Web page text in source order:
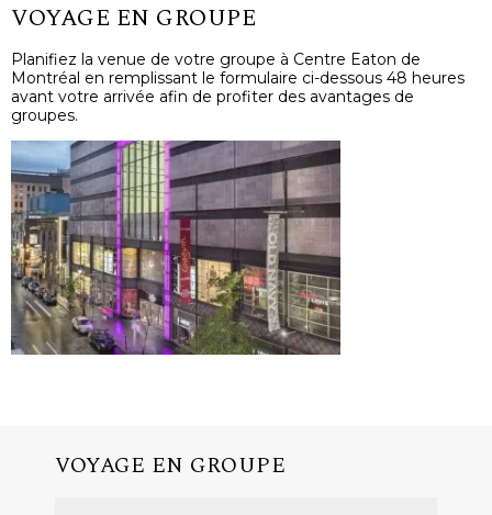
VOYAGE EN GROUPE
Planifiez la venue de votre groupe à Centre Eaton de
Montréal en remplissant le formulaire ci-dessous 48 heures
avant votre arrivée afin de profiter des avantages de
groupes.​
VOYAGE EN GROUPE